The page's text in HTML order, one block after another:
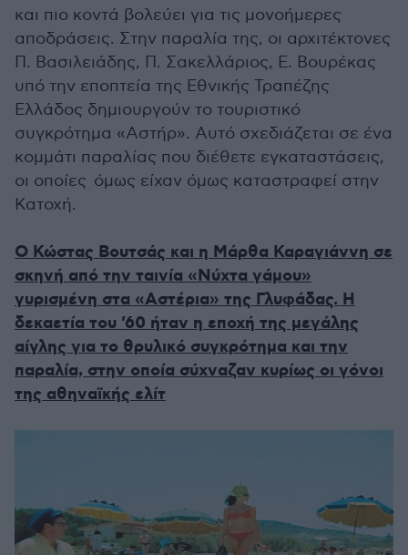
και πιο κοντά βολεύει για τις μονοήμερες
αποδράσεις. Στην παραλία της, οι αρχιτέκτονες
Π. Βασιλειάδης, Π. Σακελλάριος, Ε. Βουρέκας
υπό την εποπτεία της Εθνικής Τραπέζης
Ελλάδος δημιουργούν το τουριστικό
συγκρότημα «Αστήρ». Αυτό σχεδιάζεται σε ένα
κομμάτι παραλίας που διέθετε εγκαταστάσεις,
οι οποίες όμως είχαν όμως καταστραφεί στην
Κατοχή.
Ο Κώστας Βουτσάς και η Μάρθα Καραγιάννη σε
σκηνή από την ταινία «Νύχτα γάμου»
γυρισμένη στα «Αστέρια» της Γλυφάδας. Η
δεκαετία του ’60 ήταν η εποχή της μεγάλης
αίγλης για το θρυλικό συγκρότημα και την
παραλία, στην οποία σύχναζαν κυρίως οι γόνοι
της αθηναϊκής ελίτ